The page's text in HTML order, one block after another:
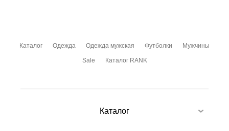
Каталог Одежда Одежда мужская Футболки Мужчины
Sale Каталог RANK
Каталог